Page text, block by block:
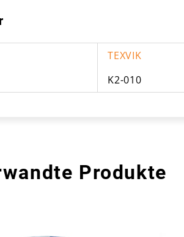
TEXVIK
K2-010
Produkte